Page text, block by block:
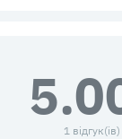
1 відгук(ів)